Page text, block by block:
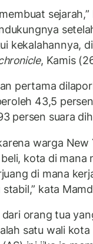
kekalahannya,
, Kamis
pertama
43,5
persen suara
warga
kota di mana
di mana
kata
orang tua
satu wali